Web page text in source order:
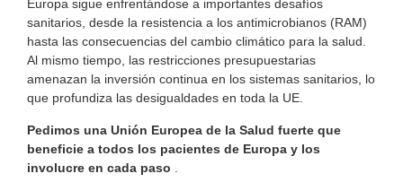
Europa sigue enfrentándose a importantes desafíos
sanitarios, desde la resistencia a los antimicrobianos (RAM)
hasta las consecuencias del cambio climático para la salud.
Al mismo tiempo, las restricciones presupuestarias
amenazan la inversión continua en los sistemas sanitarios, lo
que profundiza las desigualdades en toda la UE.
Pedimos una Unión Europea de la Salud fuerte que
beneficie a todos los pacientes de Europa y los
involucre en cada paso